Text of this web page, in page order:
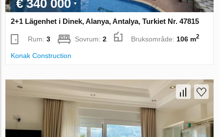
€ 340 000
2+1 Lägenhet i Dinek, Alanya, Antalya, Turkiet Nr. 47815
Rum:3 Sovrum:2 Bruksområde: 106 m2
Konak Construction